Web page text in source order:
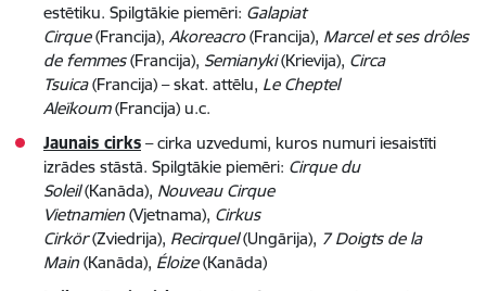
estētiku. Spilgtākie piemēri: Galapiat
Cirque(Francija), Akoreacro(Francija), Marcel et ses drôles
de femmes(Francija), Semianyki(Krievija), Circa
Tsuica(Francija) – skat. attēlu, Le Cheptel
Aleïkoum(Francija) u.c.
Jaunais cirks – cirka uzvedumi, kuros numuri iesaistīti
izrādes stāstā. Spilgtākie piemēri: Cirque du
Soleil(Kanāda), Nouveau Cirque
Vietnamien (Vjetnama), Cirkus
Cirkör(Zviedrija), Recirquel(Ungārija), 7 Doigts de la
Main (Kanāda), Éloize(Kanāda)